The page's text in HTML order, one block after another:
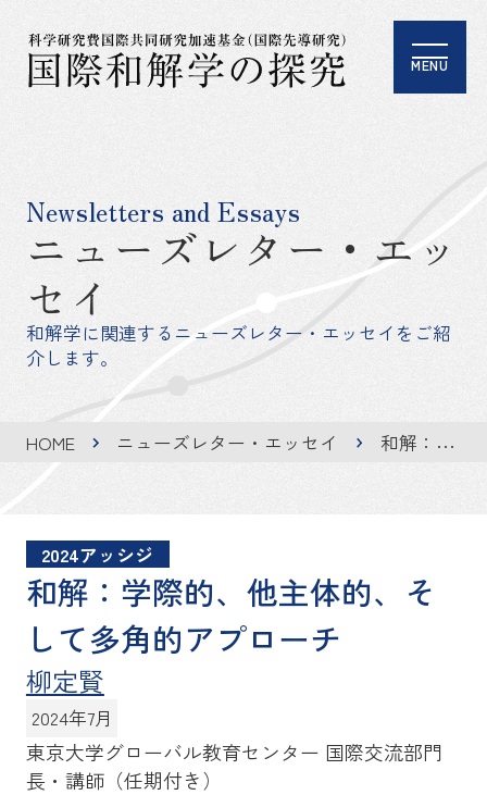
MENU
ニューズレター・エッ
セイ
Newsletters and Essays
和解学に関連するニューズレター・エッセイをご紹
介します。
HOME ニューズレター・エッセイ 和解：学際的、他主体的、そして多角的アプローチ
2024アッシジ
和解：学際的、他主体的、そ
して多角的アプローチ
柳定賢
2024年7月
東京大学グローバル教育センター 国際交流部門
長・講師（任期付き）